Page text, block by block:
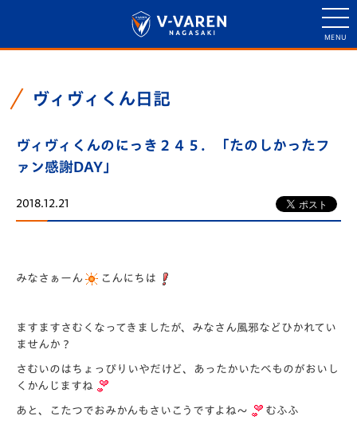
ヴィヴィくん日記
ヴィヴィくんのにっき２４５．「たのしかったフ
ァン感謝DAY」
2018.12.21
みなさぁーん こんにちは
ますますさむくなってきましたが、みなさん風邪などひかれてい
ませんか？
さむいのはちょっぴりいやだけど、あったかいたべものがおいし
くかんじますね
あと、こたつでおみかんもさいこうですよね～ むふふ